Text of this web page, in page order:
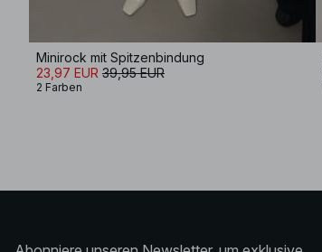
Minirock mit Spitzenbindung
23,97 EUR 39,95 EUR
2 Farben